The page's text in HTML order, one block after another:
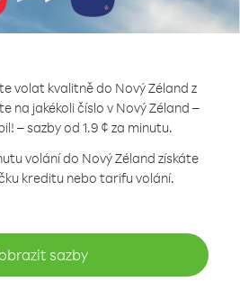
volat kvalitně do Nový Zéland z
na jakékoli číslo v Nový Zéland –
– sazby od 1.9 ¢ za minutu.
volání do Nový Zéland získáte
kreditu nebo tarifu volání.
sazby